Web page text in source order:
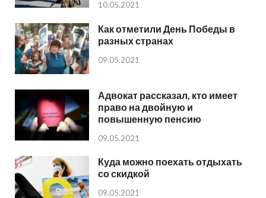
10.05.2021
Как отметили День Победы в
разных странах
09.05.2021
Адвокат рассказал, кто имеет
право на двойную и
повышенную пенсию
09.05.2021
Куда можно поехать отдыхать
со скидкой
09.05.2021